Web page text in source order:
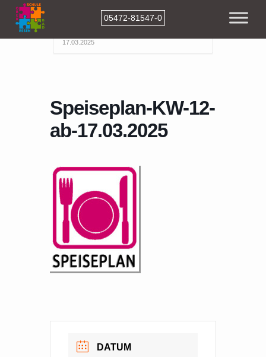
05472-81547-0
Events
Speiseplan-KW-12-ab-
17.03.2025
Speiseplan-KW-12-
ab-17.03.2025
DATUM